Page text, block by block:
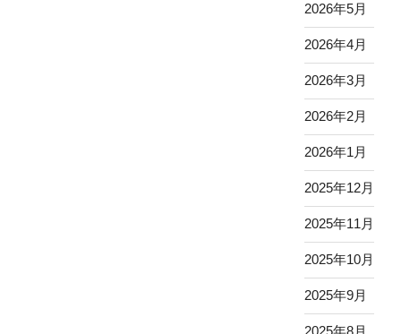
2026年5月
2026年4月
2026年3月
2026年2月
2026年1月
2025年12月
2025年11月
2025年10月
2025年9月
2025年8月